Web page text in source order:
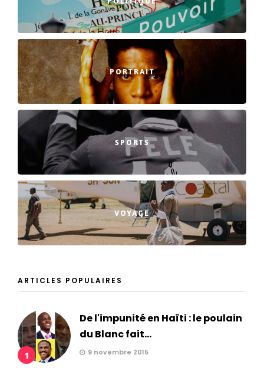
PORTRAIT
SPORTS
VOYAGE
ARTICLES POPULAIRES
1
De l'impunité en Haïti : le poulain
du Blanc fait...
9 novembre 2015